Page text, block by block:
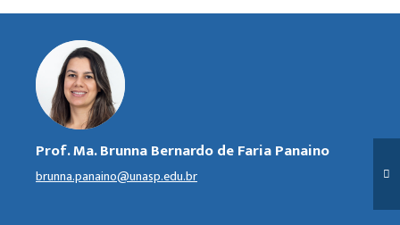
Prof. Ma. Brunna Bernardo de Faria Panaino
brunna.panaino@unasp.edu.br